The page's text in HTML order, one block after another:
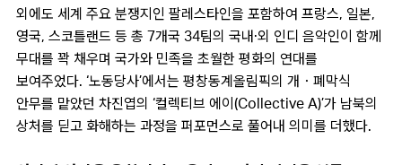
외에도 세계 주요 분쟁지인 팔레스타인을 포함하여 프랑스, 일본,
영국, 스코틀랜드 등 총 7개국 34팀의 국내·외 인디 음악인이 함께
무대를 꽉 채우며 국가와 민족을 초월한 평화의 연대를
보여주었다. ‘노동당사’에서는 평창동계올림픽의 개・폐막식
안무를 맡았던 차진엽의 ‘컬렉티브 에이(Collective A)’가 남북의
상처를 딛고 화해하는 과정을 퍼포먼스로 풀어내 의미를 더했다.